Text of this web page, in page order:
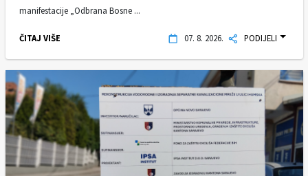
manifestacije „Odbrana Bosne ...
ČITAJ VIŠE 07. 8. 2026. PODIJELI